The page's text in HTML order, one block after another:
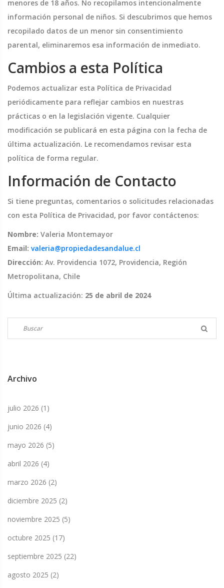
menores de 18 años. No recopilamos intencionalmente
información personal de niños. Si descubrimos que hemos
recopilado datos de un menor sin consentimiento
parental, eliminaremos esa información de inmediato.
Cambios a esta Política
Podemos actualizar esta Política de Privacidad
periódicamente para reflejar cambios en nuestras
prácticas o en la legislación vigente. Cualquier
modificación se publicará en esta página con la fecha de
última actualización. Le recomendamos revisar esta
política de forma regular.
Información de Contacto
Si tiene preguntas, comentarios o solicitudes relacionadas
con esta Política de Privacidad, por favor contáctenos:
Nombre: Valeria Montemayor
Email: valeria@propiedadesandalue.cl
Dirección: Av. Providencia 1072, Providencia, Región
Metropolitana, Chile
Última actualización: 25 de abril de 2024
Archivo
julio 2026 (1)
junio 2026 (4)
mayo 2026 (5)
abril 2026 (4)
marzo 2026 (2)
diciembre 2025 (2)
noviembre 2025 (5)
octubre 2025 (17)
septiembre 2025 (22)
agosto 2025 (2)